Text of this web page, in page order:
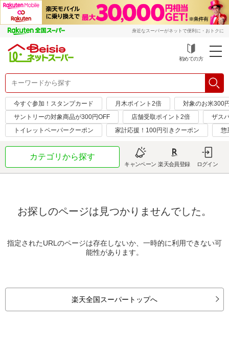
身近なスーパーがネットで便利に・おトクに
初めての方
今すぐ参加！スタンプカード 月木ポイント2倍
対象のお米300
サントリーの対象商品が300円OFF
店舗受取ポイント2倍
ザス
トイレットペーパークーポン
家計応援！100円引きクーポン 惣
カテゴリから探す
キャンペーン 楽天会員登録 ログイン
お探しのページは見つかりませんでした。
指定されたURLのページは存在しないか、一時的に利用できない可
能性があります。
楽天全国スーパートップへ